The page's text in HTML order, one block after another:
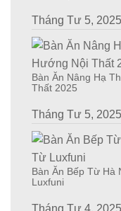
Tháng Tư 5, 2025
Bàn Ăn Nâng Hạ
Thất 2025
Tháng Tư 5, 2025
Bàn Ăn Bếp Từ Hà
Luxfuni
Tháng Tư 4, 2025